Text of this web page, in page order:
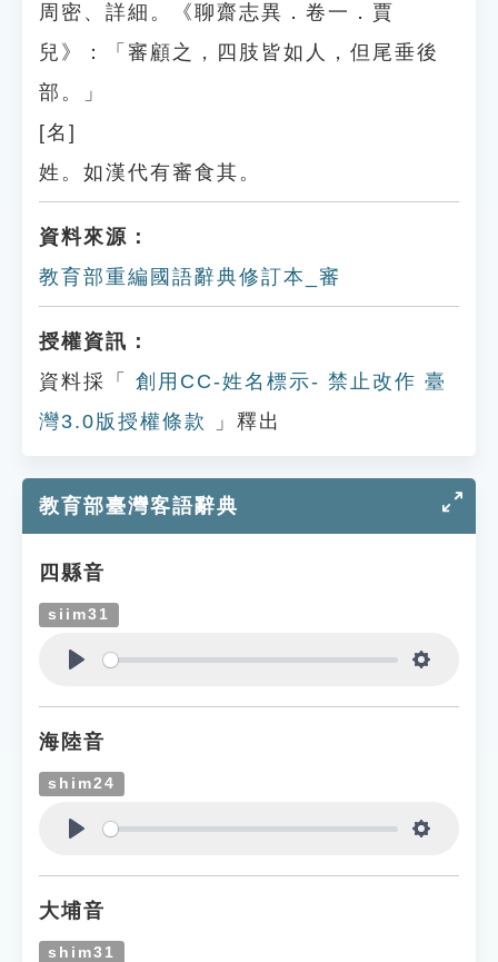
周密、詳細。《聊齋志異．卷一．賈
兒》：「審顧之，四肢皆如人，但尾垂後
部。」
[名]
姓。如漢代有審食其。
資料來源：
教育部重編國語辭典修訂本_審
授權資訊：
資料採「
創用CC-姓名標示- 禁止改作 臺
灣3.0版授權條款
」釋出
教育部臺灣客語辭典
四縣音
siim31
海陸音
shim24
大埔音
shim31